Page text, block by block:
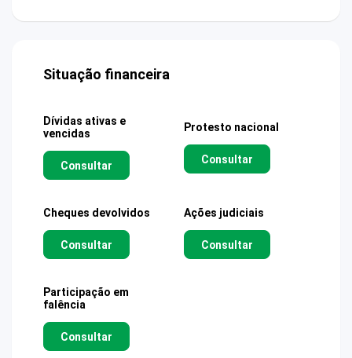
Situação financeira
Dívidas ativas e
vencidas
Consultar
Protesto nacional
Consultar
Cheques devolvidos
Consultar
Ações judiciais
Consultar
Participação em
falência
Consultar